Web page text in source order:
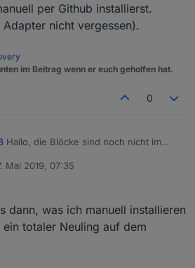
per Github installierst.
nicht vergessen).
im Beitrag wenn er euch geholfen hat.
0
Hallo, die Blöcke sind noch nicht im
Adapter manuell per Github
(Danach upload vom Adapter nicht
Mai 2019, 07:35
von
dann, was ich manuell installieren
totaler Neuling auf dem